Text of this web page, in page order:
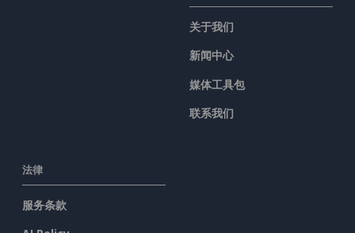
关于我们
新闻中心
媒体工具包
联系我们
法律
服务条款